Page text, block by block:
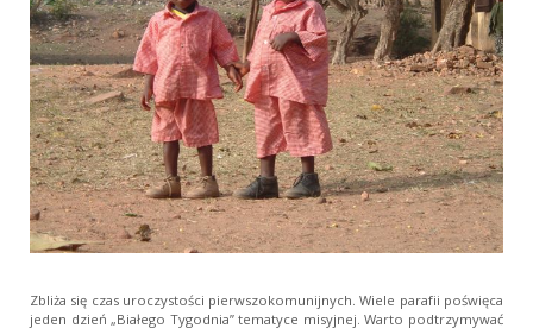
Zbliża się czas uroczystości pierwszokomunijnych. Wiele parafii poświęca
jeden dzień „Białego Tygodnia” tematyce misyjnej. Warto podtrzymywać